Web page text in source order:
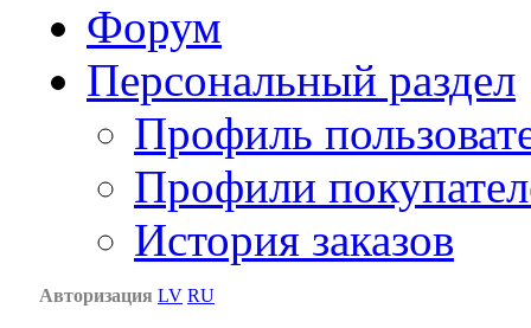
Форум
Персональный раздел
Профиль
Профили
История заказов
Авторизация LV RU